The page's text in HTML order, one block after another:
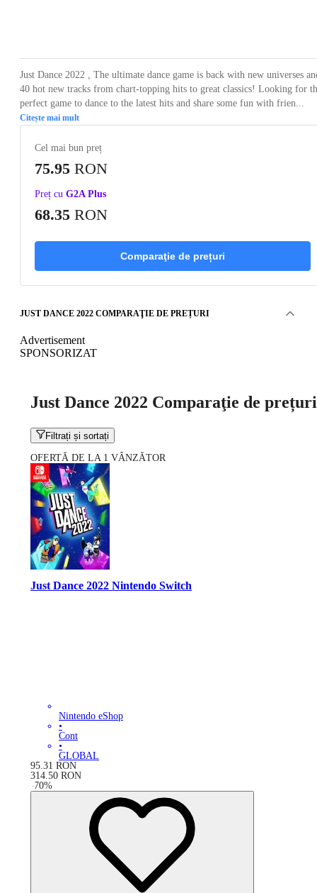
Just Dance 2022 , The ultimate dance game is back with new universes
40 hot new tracks from chart-topping hits to great classics! Looking for
perfect game to dance to the latest hits and share some fun with frien...
Citește mai mult
Cel mai bun preț
75.95 RON
Preț cu G2A Plus
68.35 RON
Comparaţie de prețuri
JUST DANCE 2022 COMPARAŢIE DE PREȚURI
Advertisement
SPONSORIZAT
Just Dance 2022 Comparaţie de prețuri
Filtrați și sortați
OFERTĂ DE LA 1 VÂNZĂTOR
Just Dance 2022 Nintendo Switch
Nintendo eShop
•
Cont
•
GLOBAL
95.31 RON
314.50 RON
-70%